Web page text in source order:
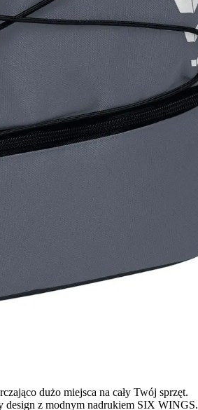
dużo miejsca na cały Twój sprzęt.
design z modnym nadrukiem SIX WINGS.